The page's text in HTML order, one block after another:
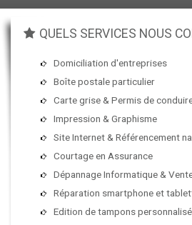
QUELS SERVICES NOUS
Domiciliation d'entreprises
Boîte postale particulier
Carte grise & Permis de
Impression & Graphisme
Site Internet & Référencement
Courtage en Assurance
Dépannage Informatique &
Réparation smartphone et
Edition de tampons